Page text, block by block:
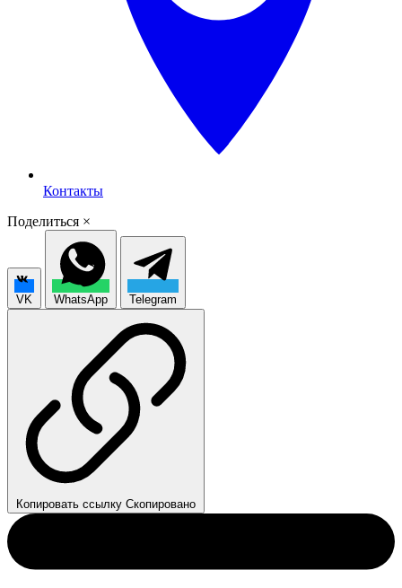
Контакты
Поделиться ×
VK WhatsApp Telegram
Копировать ссылку Скопировано